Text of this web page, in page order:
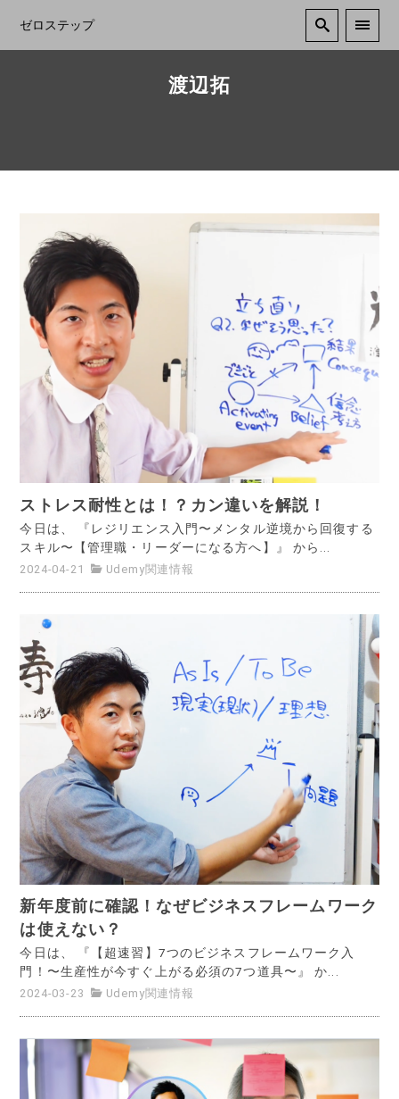
ゼロステップ
渡辺拓
ストレス耐性とは！？カン違いを解説！
今日は、 『レジリエンス入門〜メンタル逆境から回復する
スキル〜【管理職・リーダーになる方へ】』 から...
2024-04-21 Udemy関連情報
新年度前に確認！なぜビジネスフレームワーク
は使えない？
今日は、 『【超速習】7つのビジネスフレームワーク入
門！〜生産性が今すぐ上がる必須の7つ道具〜』 か...
2024-03-23 Udemy関連情報